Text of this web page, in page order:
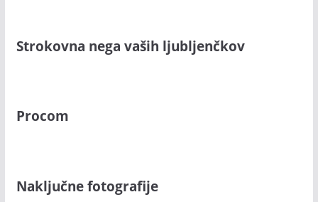
Strokovna nega vaših ljubljenčkov
Procom
Naključne fotografije